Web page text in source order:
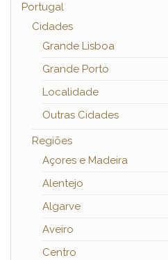
Portugal
Cidades
Grande Lisboa
Grande Porto
Localidade
Outras Cidades
Regiões
Açores e Madeira
Alentejo
Algarve
Aveiro
Centro